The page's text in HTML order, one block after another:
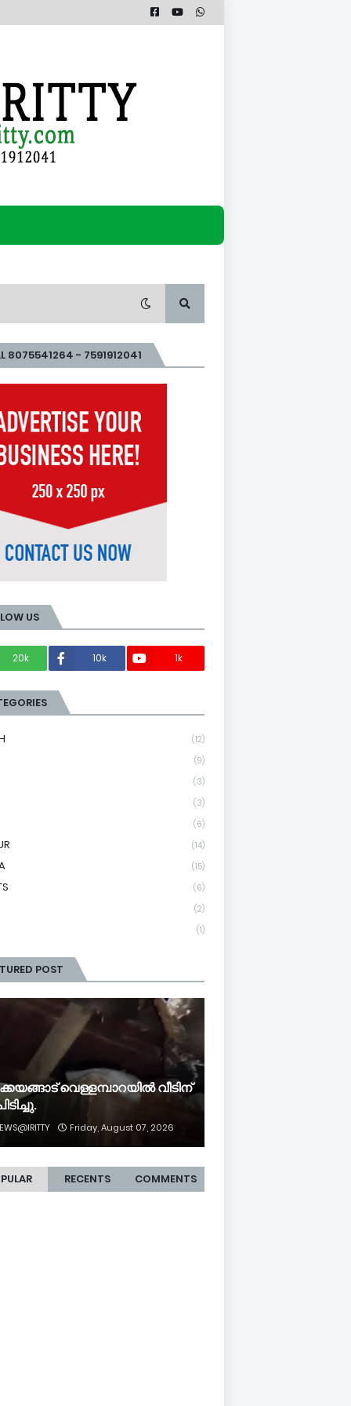
8075541264 - 7591912041
US
20k
10k 1k
(12)
(9)
(3)
(3)
(6)
(14)
(15)
(6)
(2)
(1)
POST
വെള്ളമ്പാറയിൽ വീടിന്
Friday, August 07, 2026
RECENTS COMMENTS